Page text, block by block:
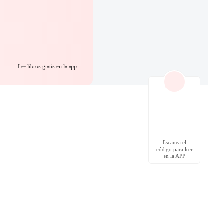
Lee libros gratis en la app
Escanea el
código para leer
en la APP